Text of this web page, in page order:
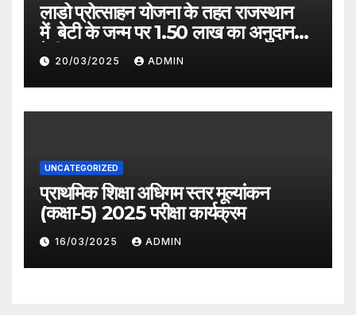
लाडो प्रोत्साहन योजना के तहत राजस्थान
में बेटी के जन्म पर 1.50 लाख का अनुदान
देगी सरकार
20/03/2025 ADMIN
UNCATEGORIZED
प्राथमिक शिक्षा अधिगम स्तर मूल्यांकन
(कक्षा-5) 2025 परीक्षा कार्यक्रम
16/03/2025 ADMIN